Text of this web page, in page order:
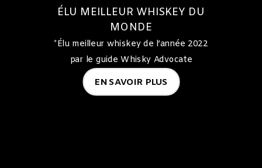
ÉLU MEILLEUR WHISKEY DU
MONDE
*Élu meilleur whiskey de l’année 2022
par le guide Whisky Advocate
EN SAVOIR PLUS